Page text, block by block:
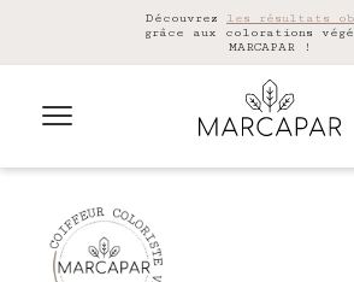
Découvrez les résultats
grâce aux colorations
MARCAPAR !